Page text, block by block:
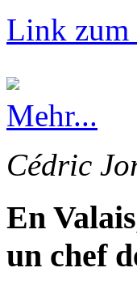
Link zum
Mehr...
Cédric
En
un chef